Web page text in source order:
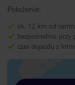
Położenie:
ok. 12 km od
bezpośrednio przy
czas dojazdu z